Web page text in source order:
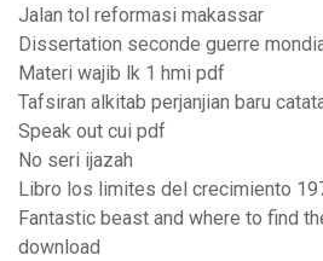
Jalan tol reformasi makassar
Dissertation seconde guerre
Materi wajib lk 1 hmi pdf
Tafsiran alkitab perjanjian baru
Speak out cui pdf
No seri ijazah
Libro los limites del crecimiento
Fantastic beast and where to find
download